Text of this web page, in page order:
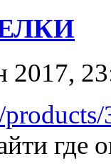
2017,
где